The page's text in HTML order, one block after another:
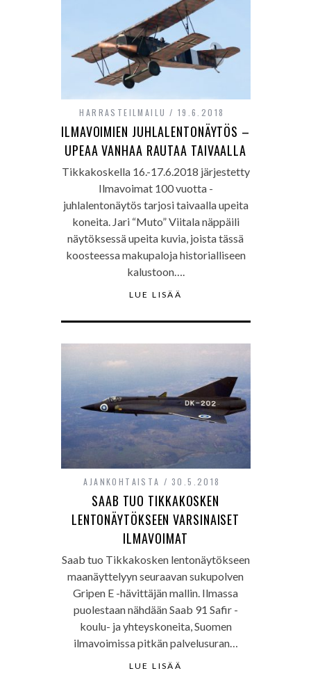
HARRASTEILMAILU 19.6.2018
ILMAVOIMIEN JUHLALENTONÄYTÖS –
UPEAA VANHAA RAUTAA TAIVAALLA
Tikkakoskella 16.-17.6.2018 järjestetty
Ilmavoimat 100 vuotta -
juhlalentonäytös tarjosi taivaalla upeita
koneita. Jari “Muto” Viitala näppäili
näytöksessä upeita kuvia, joista tässä
koosteessa makupaloja historialliseen
kalustoon….
LUE LISÄÄ
AJANKOHTAISTA 30.5.2018
SAAB TUO TIKKAKOSKEN
LENTONÄYTÖKSEEN VARSINAISET
ILMAVOIMAT
Saab tuo Tikkakosken lentonäytökseen
maanäyttelyyn seuraavan sukupolven
Gripen E -hävittäjän mallin. Ilmassa
puolestaan nähdään Saab 91 Safir -
koulu- ja yhteyskoneita, Suomen
ilmavoimissa pitkän palvelusuran…
LUE LISÄÄ